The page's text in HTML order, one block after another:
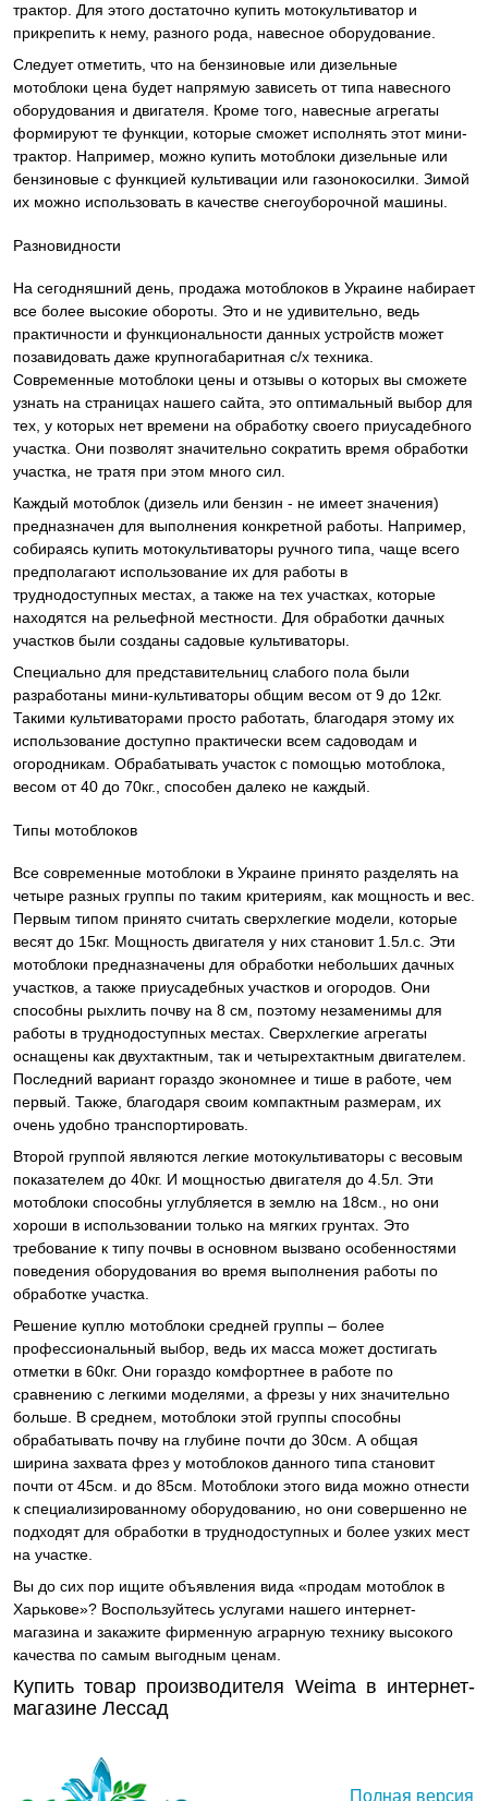
трактор. Для этого достаточно купить мотокультиватор и
прикрепить к нему, разного рода, навесное оборудование.
Следует отметить, что на бензиновые или дизельные
мотоблоки цена будет напрямую зависеть от типа навесного
оборудования и двигателя. Кроме того, навесные агрегаты
формируют те функции, которые сможет исполнять этот мини-
трактор. Например, можно купить мотоблоки дизельные или
бензиновые с функцией культивации или газонокосилки. Зимой
их можно использовать в качестве снегоуборочной машины.
Разновидности
На сегодняшний день, продажа мотоблоков в Украине набирает
все более высокие обороты. Это и не удивительно, ведь
практичности и функциональности данных устройств может
позавидовать даже крупногабаритная c/х техника.
Современные мотоблоки цены и отзывы о которых вы сможете
узнать на страницах нашего сайта, это оптимальный выбор для
тех, у которых нет времени на обработку своего приусадебного
участка. Они позволят значительно сократить время обработки
участка, не тратя при этом много сил.
Каждый мотоблок (дизель или бензин - не имеет значения)
предназначен для выполнения конкретной работы. Например,
собираясь купить мотокультиваторы ручного типа, чаще всего
предполагают использование их для работы в
труднодоступных местах, а также на тех участках, которые
находятся на рельефной местности. Для обработки дачных
участков были созданы садовые культиваторы.
Специально для представительниц слабого пола были
разработаны мини-культиваторы общим весом от 9 до 12кг.
Такими культиваторами просто работать, благодаря этому их
использование доступно практически всем садоводам и
огородникам. Обрабатывать участок с помощью мотоблока,
весом от 40 до 70кг., способен далеко не каждый.
Типы мотоблоков
Все современные мотоблоки в Украине принято разделять на
четыре разных группы по таким критериям, как мощность и вес.
Первым типом принято считать сверхлегкие модели, которые
весят до 15кг. Мощность двигателя у них становит 1.5л.с. Эти
мотоблоки предназначены для обработки небольших дачных
участков, а также приусадебных участков и огородов. Они
способны рыхлить почву на 8 см, поэтому незаменимы для
работы в труднодоступных местах. Сверхлегкие агрегаты
оснащены как двухтактным, так и четырехтактным двигателем.
Последний вариант гораздо экономнее и тише в работе, чем
первый. Также, благодаря своим компактным размерам, их
очень удобно транспортировать.
Второй группой являются легкие мотокультиваторы с весовым
показателем до 40кг. И мощностью двигателя до 4.5л. Эти
мотоблоки способны углубляется в землю на 18см., но они
хороши в использовании только на мягких грунтах. Это
требование к типу почвы в основном вызвано особенностями
поведения оборудования во время выполнения работы по
обработке участка.
Решение куплю мотоблоки средней группы – более
профессиональный выбор, ведь их масса может достигать
отметки в 60кг. Они гораздо комфортнее в работе по
сравнению с легкими моделями, а фрезы у них значительно
больше. В среднем, мотоблоки этой группы способны
обрабатывать почву на глубине почти до 30см. А общая
ширина захвата фрез у мотоблоков данного типа становит
почти от 45см. и до 85см. Мотоблоки этого вида можно отнести
к специализированному оборудованию, но они совершенно не
подходят для обработки в труднодоступных и более узких мест
на участке.
Вы до сих пор ищите объявления вида «продам мотоблок в
Харькове»? Воспользуйтесь услугами нашего интернет-
магазина и закажите фирменную аграрную технику высокого
качества по самым выгодным ценам.
Купить товар производителя Weima в интернет-
магазине Лессад
Полная версия